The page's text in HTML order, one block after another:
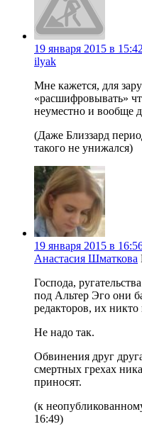
19 января 2015 в 15:42
ilyak
Мне кажется, для
«расшифровывать»
неуместно и вообще
(Даже Близзард
такого не унижался)
19 января 2015 в
Анастасия Шматкова
Господа,
под Альтер Эго они
редакторов, их
Не надо так.
Обвинения друг
смертных грехах
приносят.
(к
16:49)